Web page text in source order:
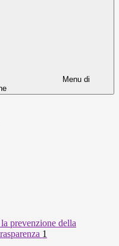
Menu di
prevenzione della
1